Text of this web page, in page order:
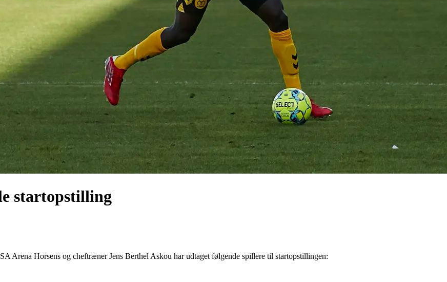
startopstilling
Arena Horsens og cheftræner Jens Berthel Askou har udtaget følgende spillere til startopstillingen: